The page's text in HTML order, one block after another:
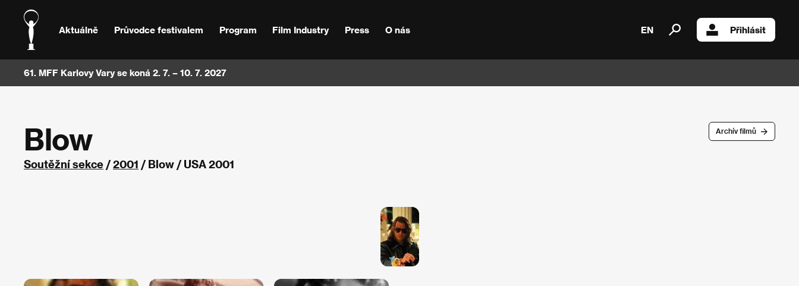
Aktuálně Průvodce festivalem Program Film Industry Press O nás EN Přihlásit
61. MFF Karlovy Vary se koná 2. 7. – 10. 7. 2027
Archív filmů
Blow
Soutěžní sekce /2001 / Blow / USA 2001